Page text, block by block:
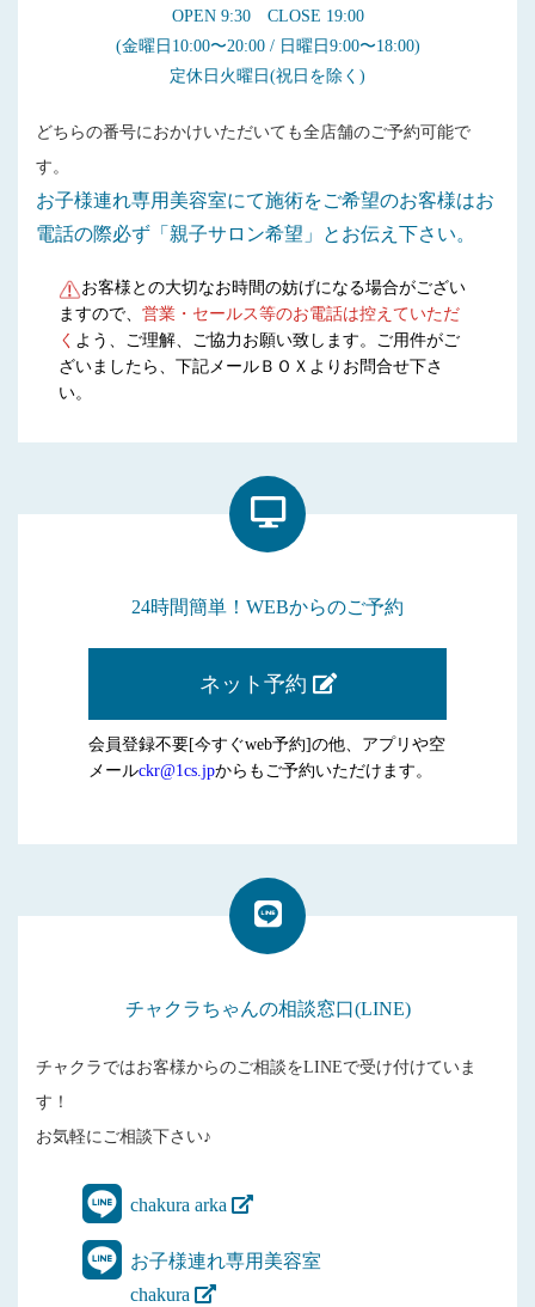
OPEN 9:30 CLOSE 19:00
(金曜日10:00〜20:00 / 日曜日9:00〜18:00)
定休日火曜日(祝日を除く)
どちらの番号におかけいただいても全店舗のご予約可能で
す。
お子様連れ専用美容室にて施術をご希望のお客様はお
電話の際必ず「親子サロン希望」とお伝え下さい。
お客様との大切なお時間の妨げになる場合がござい
ますので、営業・セールス等のお電話は控えていただ
く よう、ご理解、ご協力お願い致します。ご用件がご
ざいましたら、下記メールＢＯＸよりお問合せ下さ
い。
24時間簡単！WEBからのご予約
ネット予約
会員登録不要[今すぐweb予約]の他、アプリや空
メールckr@1cs.jpからもご予約いただけます。
チャクラちゃんの相談窓口(LINE)
チャクラではお客様からのご相談をLINEで受け付けていま
す！
お気軽にご相談下さい♪
chakura arka
お子様連れ専用美容室
chakura